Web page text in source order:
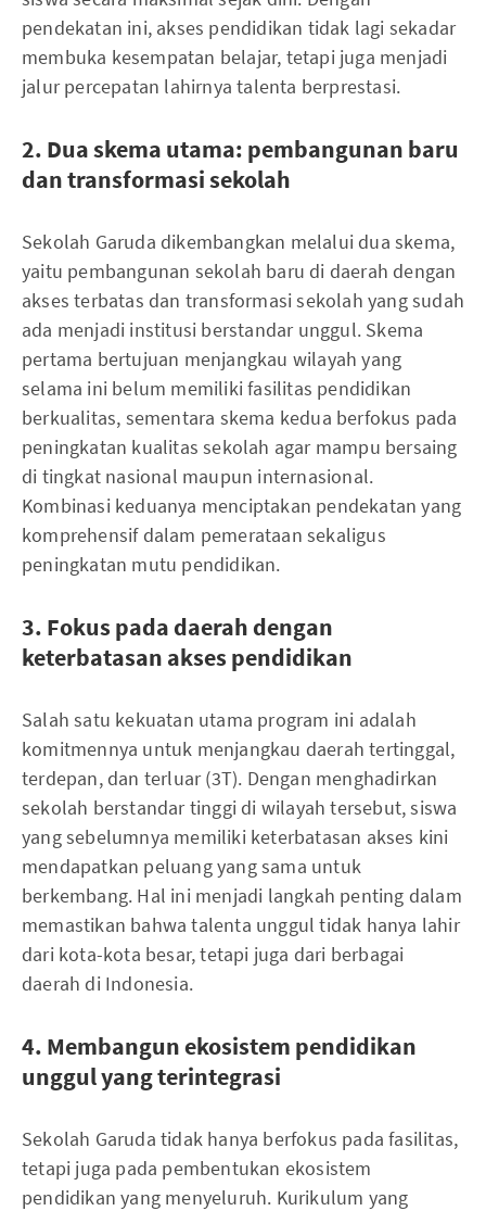
pendekatan ini, akses pendidikan tidak lagi sekadar
membuka kesempatan belajar, tetapi juga menjadi
jalur percepatan lahirnya talenta berprestasi.
2. Dua skema utama: pembangunan baru
dan transformasi sekolah
Sekolah Garuda dikembangkan melalui dua skema,
yaitu pembangunan sekolah baru di daerah dengan
akses terbatas dan transformasi sekolah yang sudah
ada menjadi institusi berstandar unggul. Skema
pertama bertujuan menjangkau wilayah yang
selama ini belum memiliki fasilitas pendidikan
berkualitas, sementara skema kedua berfokus pada
peningkatan kualitas sekolah agar mampu bersaing
di tingkat nasional maupun internasional.
Kombinasi keduanya menciptakan pendekatan yang
komprehensif dalam pemerataan sekaligus
peningkatan mutu pendidikan.
3. Fokus pada daerah dengan
keterbatasan akses pendidikan
Salah satu kekuatan utama program ini adalah
komitmennya untuk menjangkau daerah tertinggal,
terdepan, dan terluar (3T). Dengan menghadirkan
sekolah berstandar tinggi di wilayah tersebut, siswa
yang sebelumnya memiliki keterbatasan akses kini
mendapatkan peluang yang sama untuk
berkembang. Hal ini menjadi langkah penting dalam
memastikan bahwa talenta unggul tidak hanya lahir
dari kota-kota besar, tetapi juga dari berbagai
daerah di Indonesia.
4. Membangun ekosistem pendidikan
unggul yang terintegrasi
Sekolah Garuda tidak hanya berfokus pada fasilitas,
tetapi juga pada pembentukan ekosistem
pendidikan yang menyeluruh. Kurikulum yang